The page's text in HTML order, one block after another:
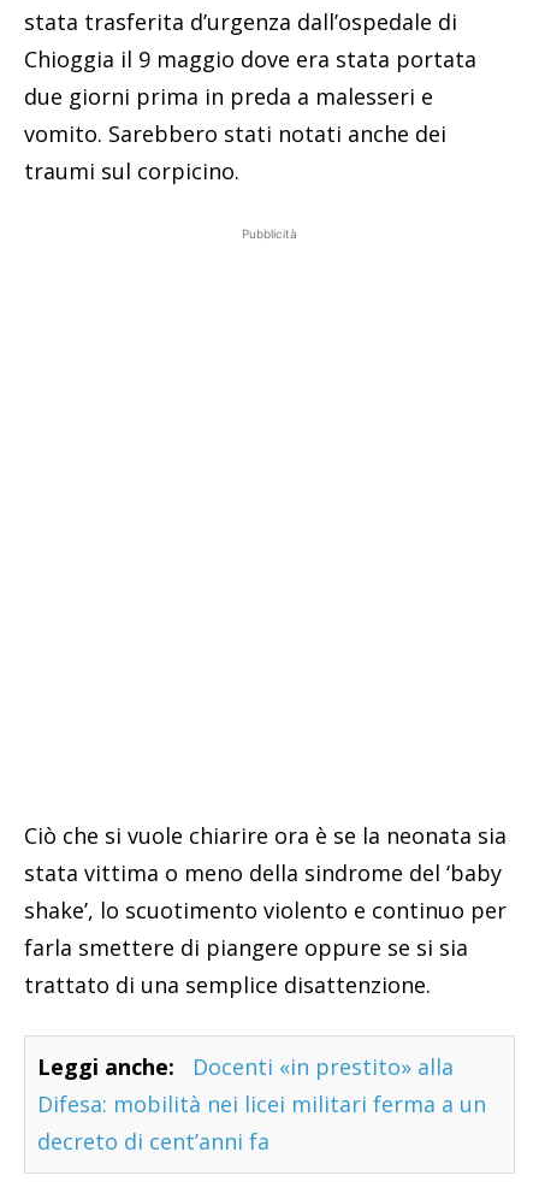
stata trasferita d’urgenza dall’ospedale di
Chioggia il 9 maggio dove era stata portata
due giorni prima in preda a malesseri e
vomito. Sarebbero stati notati anche dei
traumi sul corpicino.
Pubblicità
Ciò che si vuole chiarire ora è se la neonata sia
stata vittima o meno della sindrome del ‘baby
shake’, lo scuotimento violento e continuo per
farla smettere di piangere oppure se si sia
trattato di una semplice disattenzione.
Leggi anche:
Docenti «in prestito» alla
Difesa: mobilità nei licei militari ferma a un
decreto di cent’anni fa